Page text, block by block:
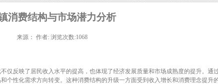
消费结构与市场潜力分析
来源： 作者: 浏览次数:1068
反映了居民收入水平的提高，也体现了经济发展质量和市场成熟度的提升。通
个性化需求方向转变。这种消费结构的升级一方面受到收入增长和消费理念提升